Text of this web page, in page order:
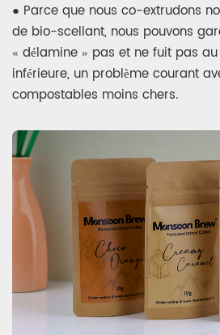
● Parce que nous co-extrudons
de bio-scellant, nous pouvons
« délamine » pas et ne fuit pas
inférieure, un problème courant
compostables moins chers.